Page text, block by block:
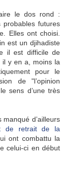
le dos rond :
futures
Elles ont choisi.
est un djihadiste
il est difficile de
il y en a, moins la
pour le
de "l’opinion
sens d’une très
manqué d’ailleurs
de retrait de la
ont combattu la
celui-ci en début